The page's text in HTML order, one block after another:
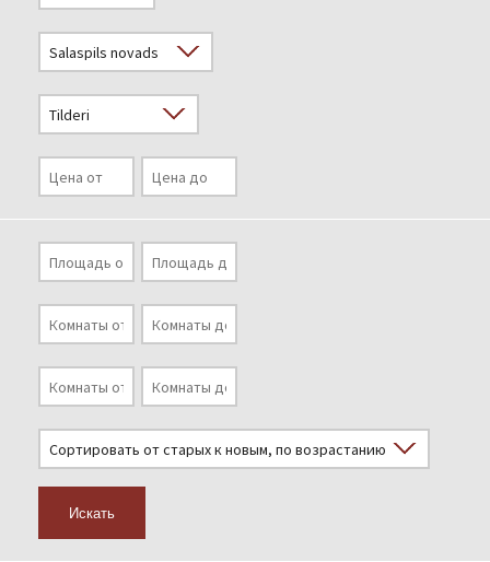
Оценка недвижимости
Предприятие
Услуги
Kонтакты
Искать